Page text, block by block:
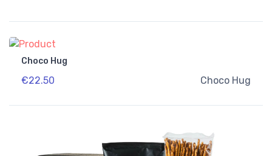
Choco Hug
€22.50 Choco Hug